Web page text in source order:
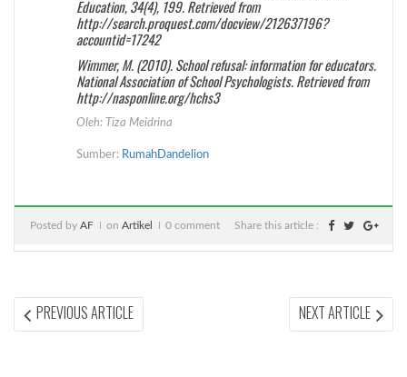
Education, 34(4), 199. Retrieved from
http://search.proquest.com/docview/212637196?
accountid=17242
Wimmer, M. (2010). School refusal: information for educators.
National Association of School Psychologists. Retrieved from
http://nasponline.org/hchs3
Oleh: Tiza Meidrina
Sumber: RumahDandelion
Posted by AF on Artikel 0 comment Share this article :
Post
PREVIOUS ARTICLEPREVIOUS
ARTICLE:
NEXT ARTICLE